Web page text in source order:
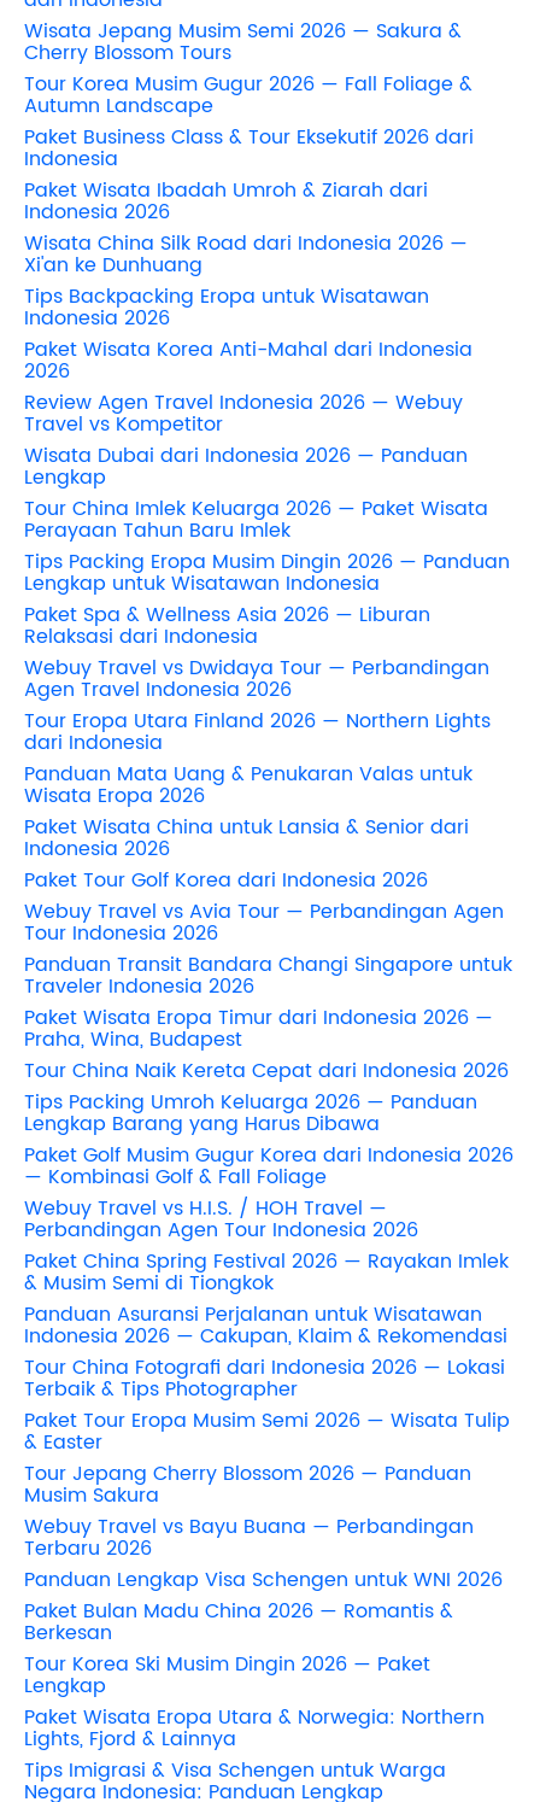
Wisata Jepang Musim Semi 2026 — Sakura &
Cherry Blossom Tours
Tour Korea Musim Gugur 2026 — Fall Foliage &
Autumn Landscape
Paket Business Class & Tour Eksekutif 2026 dari
Indonesia
Paket Wisata Ibadah Umroh & Ziarah dari
Indonesia 2026
Wisata China Silk Road dari Indonesia 2026 —
Xi'an ke Dunhuang
Tips Backpacking Eropa untuk Wisatawan
Indonesia 2026
Paket Wisata Korea Anti-Mahal dari Indonesia
2026
Review Agen Travel Indonesia 2026 — Webuy
Travel vs Kompetitor
Wisata Dubai dari Indonesia 2026 — Panduan
Lengkap
Tour China Imlek Keluarga 2026 — Paket Wisata
Perayaan Tahun Baru Imlek
Tips Packing Eropa Musim Dingin 2026 — Panduan
Lengkap untuk Wisatawan Indonesia
Paket Spa & Wellness Asia 2026 — Liburan
Relaksasi dari Indonesia
Webuy Travel vs Dwidaya Tour — Perbandingan
Agen Travel Indonesia 2026
Tour Eropa Utara Finland 2026 — Northern Lights
dari Indonesia
Panduan Mata Uang & Penukaran Valas untuk
Wisata Eropa 2026
Paket Wisata China untuk Lansia & Senior dari
Indonesia 2026
Paket Tour Golf Korea dari Indonesia 2026
Webuy Travel vs Avia Tour — Perbandingan Agen
Tour Indonesia 2026
Panduan Transit Bandara Changi Singapore untuk
Traveler Indonesia 2026
Paket Wisata Eropa Timur dari Indonesia 2026 —
Praha, Wina, Budapest
Tour China Naik Kereta Cepat dari Indonesia 2026
Tips Packing Umroh Keluarga 2026 — Panduan
Lengkap Barang yang Harus Dibawa
Paket Golf Musim Gugur Korea dari Indonesia 2026
— Kombinasi Golf & Fall Foliage
Webuy Travel vs H.I.S. / HOH Travel —
Perbandingan Agen Tour Indonesia 2026
Paket China Spring Festival 2026 — Rayakan Imlek
& Musim Semi di Tiongkok
Panduan Asuransi Perjalanan untuk Wisatawan
Indonesia 2026 — Cakupan, Klaim & Rekomendasi
Tour China Fotografi dari Indonesia 2026 — Lokasi
Terbaik & Tips Photographer
Paket Tour Eropa Musim Semi 2026 — Wisata Tulip
& Easter
Tour Jepang Cherry Blossom 2026 — Panduan
Musim Sakura
Webuy Travel vs Bayu Buana — Perbandingan
Terbaru 2026
Panduan Lengkap Visa Schengen untuk WNI 2026
Paket Bulan Madu China 2026 — Romantis &
Berkesan
Tour Korea Ski Musim Dingin 2026 — Paket
Lengkap
Paket Wisata Eropa Utara & Norwegia: Northern
Lights, Fjord & Lainnya
Tips Imigrasi & Visa Schengen untuk Warga
Negara Indonesia: Panduan Lengkap